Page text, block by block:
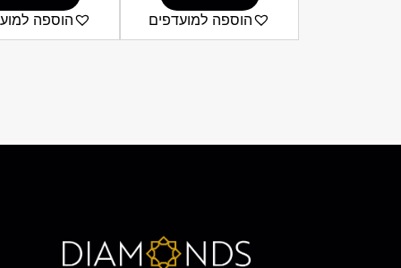
הוספה למועדפים הוספה